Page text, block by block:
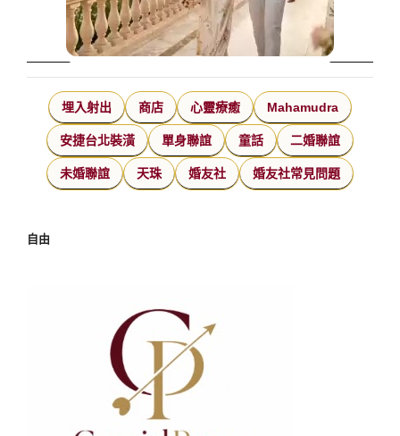
埋入射出 商店 心靈療癒 Mahamudra
安捷台北裝潢 單身聯誼 童話 二婚聯誼
未婚聯誼 天珠 婚友社 婚友社常見問題
自由